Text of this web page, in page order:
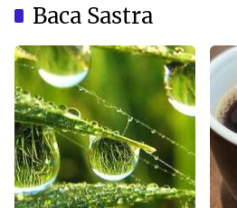
Baca Sastra